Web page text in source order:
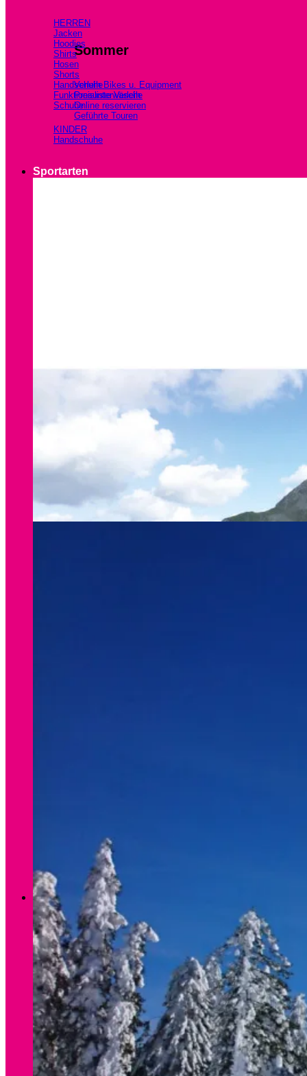
Sommer
Verleih Bikes u. Equipment
Preisliste Verleih
Online reservieren
Geführte Touren
Verleih Winter
WINTER
Preisliste Verleih
HERREN
Jacken
Hoodies
Shirts
Hosen
Shorts
Handschuhe
Funktionsunterwäsche
Schuhe
KINDER
Handschuhe
Sportarten